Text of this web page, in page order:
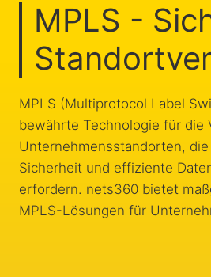
MPLS -
MPLS (Multiprotocol Label
bewährte Technologie für die
Unternehmensstandorten,
Sicherheit und effiziente
erfordern. nets360 bietet
MPLS-Lösungen für